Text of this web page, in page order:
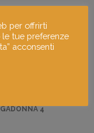
PICCIONI 2
4
per offrirti
tue preferenze
acconsenti